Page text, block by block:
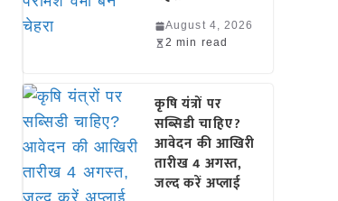
August 4, 2026
2 min read
कृषि यंत्रों पर
सब्सिडी चाहिए?
आवेदन की आखिरी
तारीख 4 अगस्त,
जल्द करें अप्लाई